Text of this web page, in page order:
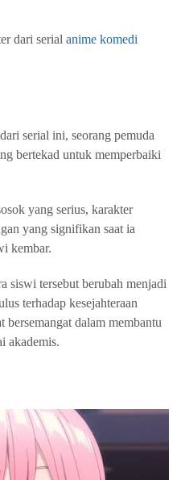
dari serial anime komedi
serial ini, seorang pemuda
bertekad untuk memperbaiki
yang serius, karakter
yang signifikan saat ia
kembar.
siswi tersebut berubah menjadi
terhadap kesejahteraan
bersemangat dalam membantu
akademis.